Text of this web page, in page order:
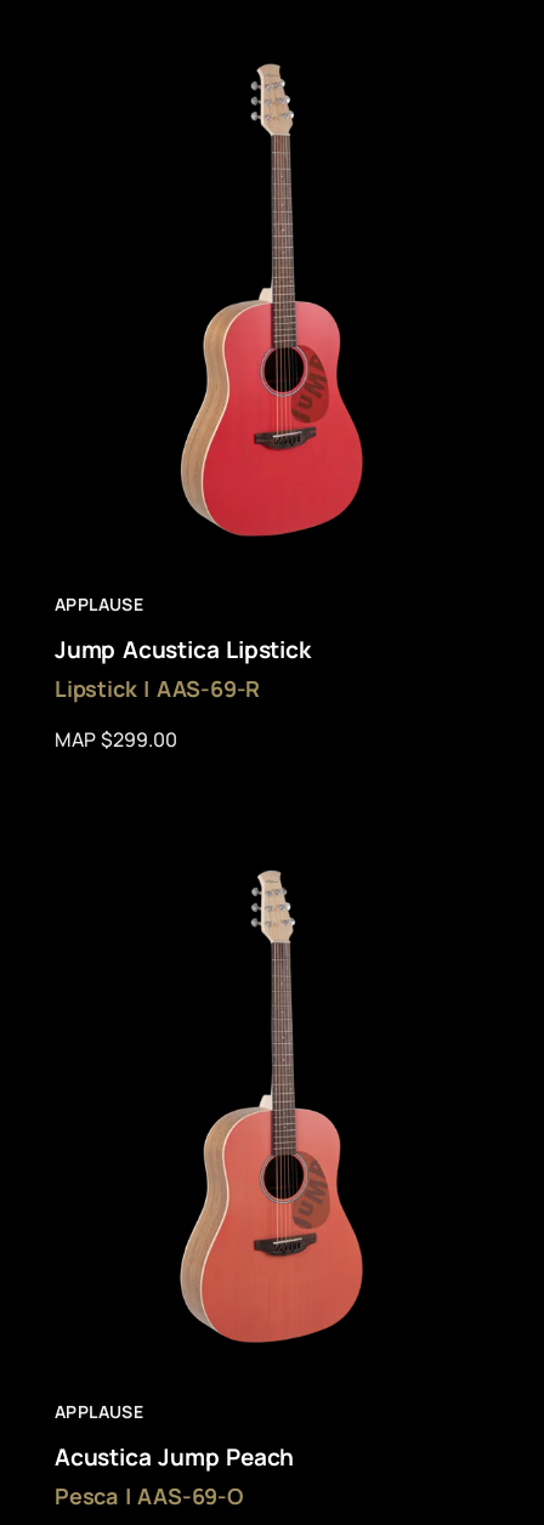
APPLAUSE
Jump Acustica Lipstick
Lipstick | AAS-69-R
MAP $299.00
APPLAUSE
Acustica Jump Peach
Pesca | AAS-69-O